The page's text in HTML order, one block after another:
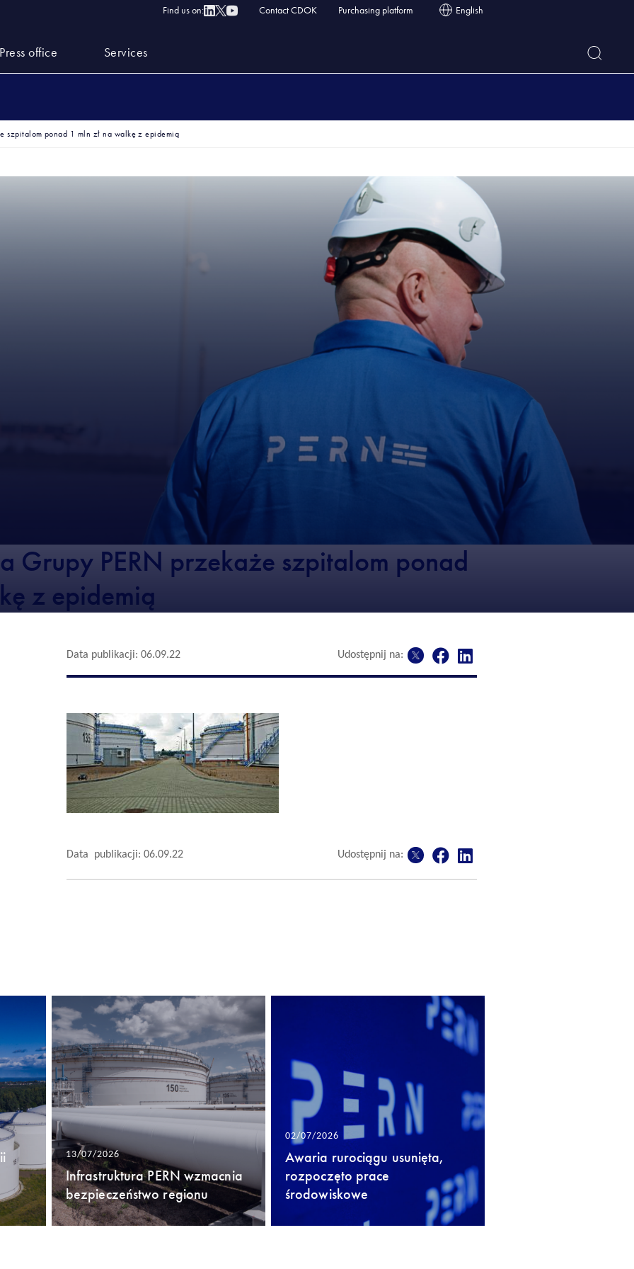
Find us on: Contact CDOK Purchasing platform English
Press office Services
szpitalom ponad 1 mln zł na walkę z epidemią
Grupy PERN przekaże szpitalom ponad
z epidemią
Data publikacji: 06.09.22 Udostępnij na:
Data publikacji: 06.09.22 Udostępnij na:
13/07/2026
Infrastruktura PERN wzmacnia
bezpieczeństwo regionu
02/07/2026
Awaria rurociągu usunięta,
rozpoczęto prace
środowiskowe